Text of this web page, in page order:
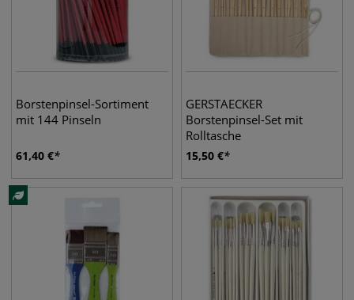
Borstenpinsel-Sortiment
mit 144 Pinseln
61,40 €
GERSTAECKER
Borstenpinsel-Set mit
Rolltasche
15,50 €